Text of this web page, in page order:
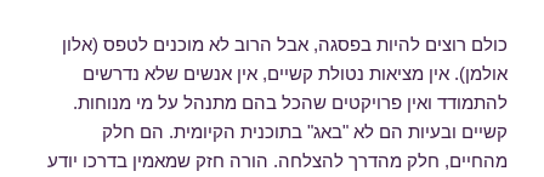
כולם רוצים להיות בפסגה, אבל הרוב לא מוכנים לטפס (אלון
אולמן). אין מציאות נטולת קשיים, אין אנשים שלא נדרשים
להתמודד ואין פרויקטים שהכל בהם מתנהל על מי מנוחות.
קשיים ובעיות הם לא "באג" בתוכנית הקיומית. הם חלק
מהחיים, חלק מהדרך להצלחה. הורה חזק שמאמין בדרכו יודע